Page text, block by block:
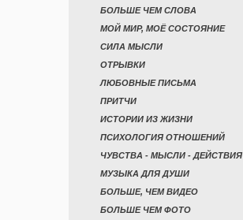
БОЛЬШЕ ЧЕМ СЛОВА
МОЙ МИР, МОЁ СОСТОЯНИЕ
СИЛА МЫСЛИ
ОТРЫВКИ
ЛЮБОВНЫЕ ПИСЬМА
ПРИТЧИ
ИСТОРИИ ИЗ ЖИЗНИ
ПСИХОЛОГИЯ ОТНОШЕНИЙ
ЧУВСТВА - МЫСЛИ - ДЕЙСТВИЯ
МУЗЫКА ДЛЯ ДУШИ
БОЛЬШЕ, ЧЕМ ВИДЕО
БОЛЬШЕ ЧЕМ ФОТО